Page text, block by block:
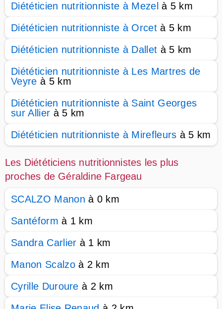
Diététicien nutritionniste à Mezel à 5 km
Diététicien nutritionniste à Orcetà 5 km
Diététicien nutritionniste à Dallet à 5 km
Diététicien nutritionniste à Les Martres de
Veyre à 5 km
Diététicien nutritionniste à Saint Georges
sur Allier à 5 km
Diététicien nutritionniste à Mirefleurs à 5 km
Les Diététiciens nutritionnistes les plus
proches de Géraldine Fargeau
SCALZO Manon à 0 km
Santéform à 1 km
Sandra Carlier à 1 km
Manon Scalzoà 2 km
Cyrille Duroure à 2 km